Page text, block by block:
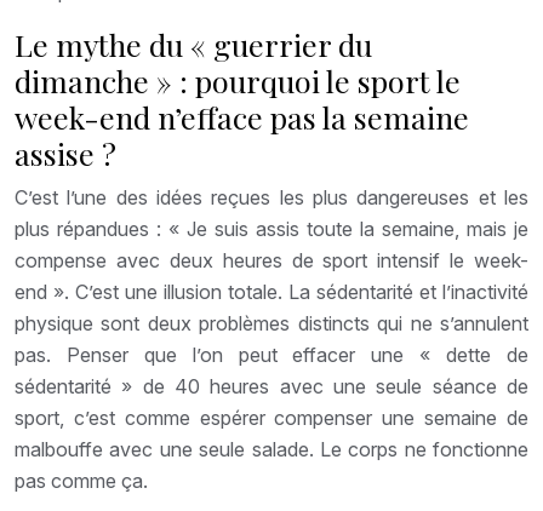
Le mythe du « guerrier du
dimanche » : pourquoi le sport le
week-end n’efface pas la semaine
assise ?
C’est l’une des idées reçues les plus dangereuses et les
plus répandues : « Je suis assis toute la semaine, mais je
compense avec deux heures de sport intensif le week-
end ». C’est une illusion totale. La sédentarité et l’inactivité
physique sont deux problèmes distincts qui ne s’annulent
pas. Penser que l’on peut effacer une « dette de
sédentarité » de 40 heures avec une seule séance de
sport, c’est comme espérer compenser une semaine de
malbouffe avec une seule salade. Le corps ne fonctionne
pas comme ça.